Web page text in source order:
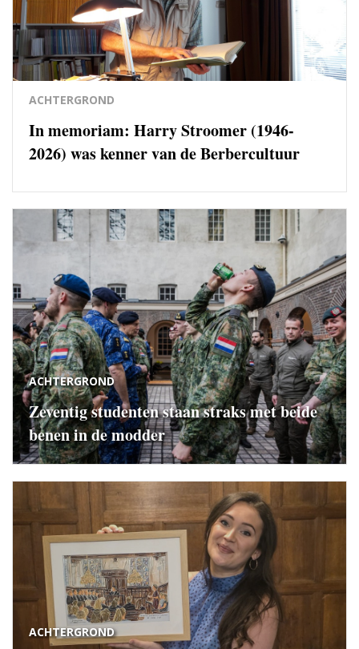
ACHTERGROND
In memoriam: Harry Stroomer (1946-
2026) was kenner van de Berbercultuur
ACHTERGROND
Zeventig studenten staan straks met beide
benen in de modder
ACHTERGROND